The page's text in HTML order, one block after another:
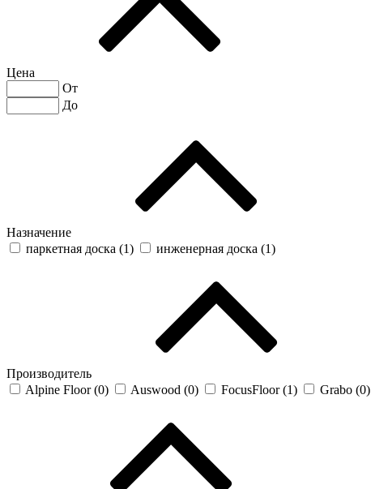
Цена
От
До
Назначение
паркетная доска (1) инженерная доска (1)
Производитель
Alpine Floor (0) Auswood (0) FocusFloor (1) Grabo (0)